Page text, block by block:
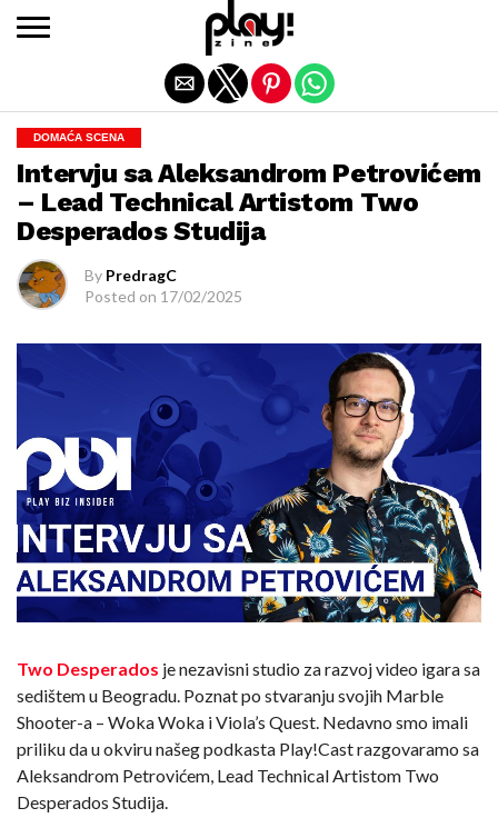
DOMAĆA SCENA
Intervju sa Aleksandrom Petrovićem
– Lead Technical Artistom Two
Desperados Studija
By PredragC
Posted on 17/02/2025
Two Desperados je nezavisni studio za razvoj video igara sa
sedištem u Beogradu. Poznat po stvaranju svojih Marble
Shooter-a – Woka Woka i Viola’s Quest. Nedavno smo imali
priliku da u okviru našeg podkasta Play!Cast razgovaramo sa
Aleksandrom Petrovićem, Lead Technical Artistom Two
Desperados Studija.
Exit mobile version